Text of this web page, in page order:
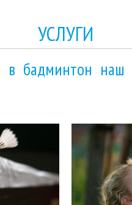
УСЛУГИ
бадминтон наш